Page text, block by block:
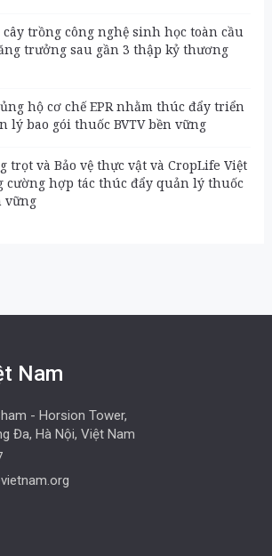
trồng công nghệ sinh học toàn cầu
trưởng sau gần 3 thập kỷ thương
hộ cơ chế EPR nhằm thúc đẩy triển
lý bao gói thuốc BVTV bền vững
trọt và Bảo vệ thực vật và CropLife Việt
cường hợp tác thúc đẩy quản lý thuốc
vững
Nam
- Horsion Tower,
Đa, Hà Nội, Việt Nam